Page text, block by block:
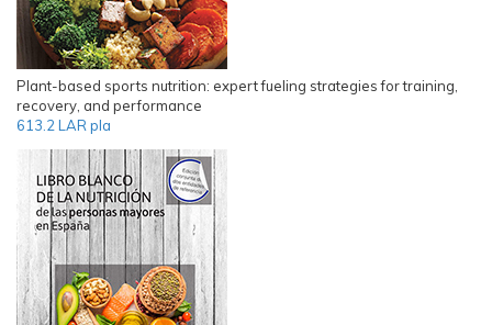
Plant-based sports nutrition: expert fueling strategies for training,
recovery, and performance
613.2 LAR pla